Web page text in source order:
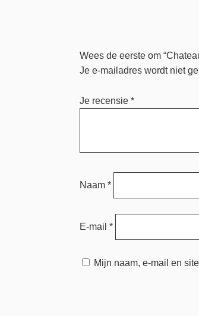
Wees de eerste om
Je e-mailadres wordt niet
Je recensie*
Naam*
E-mail*
Mijn naam, e-mail en